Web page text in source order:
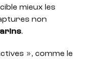
mieux les
non
.
», comme le